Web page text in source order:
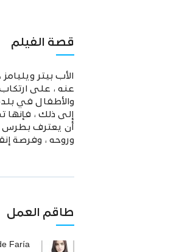
قصة الفيلم
الأب بيتر
عنه ، على
والأطفال في
إلى ذلك ،
أن يعترف بطرس
وروحه ، وفرصة
طاقم العمل
Faría